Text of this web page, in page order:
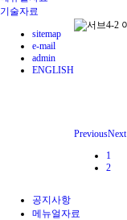
기술자료
sitemap
e-mail
admin
ENGLISH
PreviousNext
1
2
공지사항
메뉴얼자료